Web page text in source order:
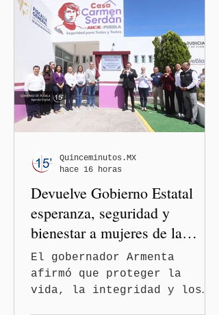
existe un brote activo de
ciclosporiasis, luego de
los recientes reportes de
casos en Estados Unidos y
de viajeros del Reino Unido
que visitaron territorio
mexicano. A través de un
mensaje difundido en redes
informó que la Secretaría
de Salud activó de mane
Devuelve Gobierno Estatal
esperanza, seguridad y
bienestar a mujeres de la
periferia urbana
El gobernador Armenta
afirmó que proteger la
vida, la integridad y los
Quinceminutos.MX
hace 16 horas